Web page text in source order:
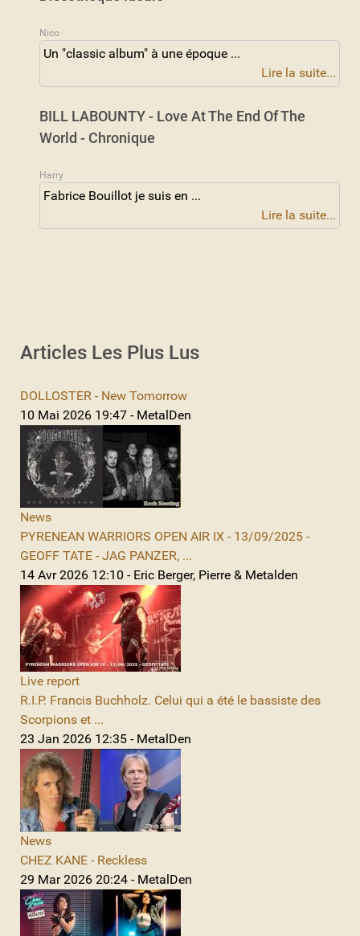
Nico
Un "classic album" à une époque ...
Lire la suite...
BILL LABOUNTY - Love At The End Of The
World - Chronique
Harry
Fabrice Bouillot je suis en ...
Lire la suite...
Articles Les Plus Lus
DOLLOSTER - New Tomorrow
10 Mai 2026 19:47 - MetalDen
News
PYRENEAN WARRIORS OPEN AIR IX - 13/09/2025 -
GEOFF TATE - JAG PANZER, ...
14 Avr 2026 12:10 - Eric Berger, Pierre & Metalden
Live report
R.I.P. Francis Buchholz. Celui qui a été le bassiste des
Scorpions et ...
23 Jan 2026 12:35 - MetalDen
News
CHEZ KANE - Reckless
29 Mar 2026 20:24 - MetalDen